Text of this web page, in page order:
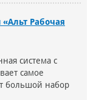
Рабочая
система с
самое
большой набор